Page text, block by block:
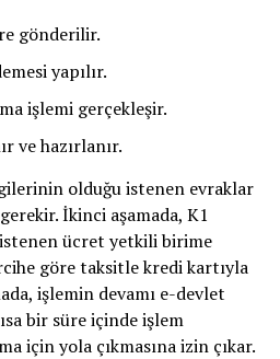
gönderilir.
yapılır.
işlemi gerçekleşir.
ve hazırlanır.
olduğu istenen evraklar
İkinci aşamada, K1
ücret yetkili birime
göre taksitle kredi kartıyla
işlemin devamı e-devlet
bir süre içinde işlem
için yola çıkmasına izin çıkar.